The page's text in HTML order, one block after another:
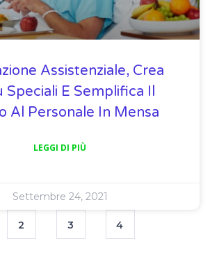
Assistenziale, Crea
Speciali E Semplifica Il
Al Personale In Mensa
LEGGI DI PIÙ
Settembre 24, 2021
2 3 4